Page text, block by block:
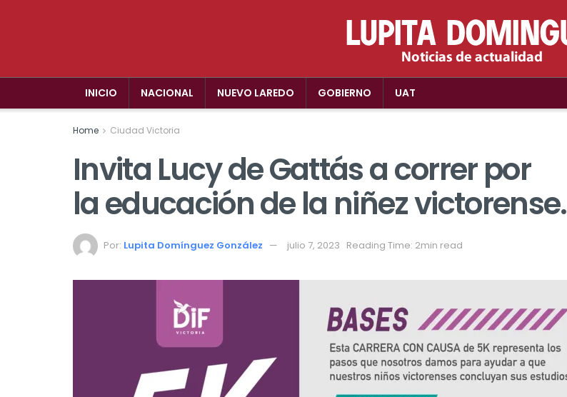
INICIO NACIONAL NUEVO LAREDO GOBIERNO UAT
Home Ciudad Victoria
Invita Lucy de Gattás a correr por
la educación de la niñez victorense.
Por: Lupita Domínguez González julio 7, 2023 Reading Time: 2min read